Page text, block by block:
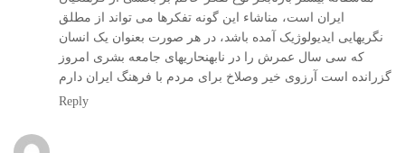
ایران است، مناشاء این گونه تفکرها می تواند از مطلق
نگریهایی ایدیولوژیک آمده باشد، در هر صورت بعنوان یک انسان
که سی سال عمرش را در نابهنحاریهای جامعه بشری امروز
گزرانده است آرزوی خیر وصلاخ برای مردم با فرهنگ ایران دارم
Reply